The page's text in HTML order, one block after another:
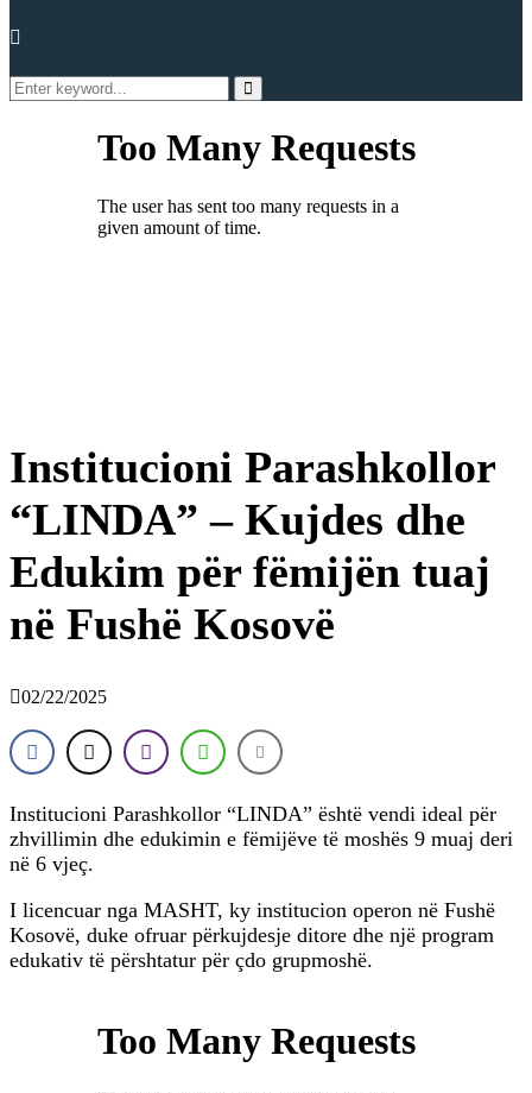
Search
for:
Search
Institucioni Parashkollor
“LINDA” – Kujdes dhe
Edukim për fëmijën tuaj
në Fushë Kosovë
02/22/2025
Institucioni Parashkollor “LINDA” është vendi ideal për
zhvillimin dhe edukimin e fëmijëve të moshës 9 muaj deri
në 6 vjeç.
I licencuar nga MASHT, ky institucion operon në Fushë
Kosovë, duke ofruar përkujdesje ditore dhe një program
edukativ të përshtatur për çdo grupmoshë.